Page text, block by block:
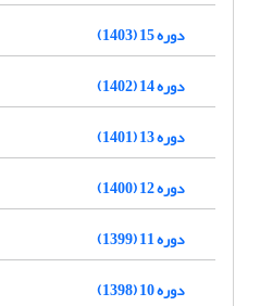
دوره 15 (1403)
دوره 14 (1402)
دوره 13 (1401)
دوره 12 (1400)
دوره 11 (1399)
دوره 10 (1398)